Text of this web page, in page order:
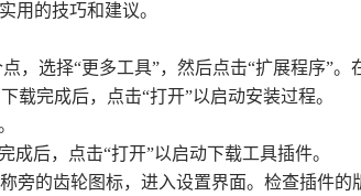
用的技巧和建议。
，选择“更多工具”，然后点击“扩展程序”。
载完成后，点击“打开”以启动安装过程。
后，点击“打开”以启动下载工具插件。
旁的齿轮图标，进入设置界面。检查插件的